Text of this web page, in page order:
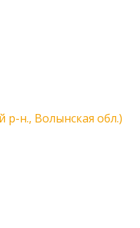
н., Волынская обл.)